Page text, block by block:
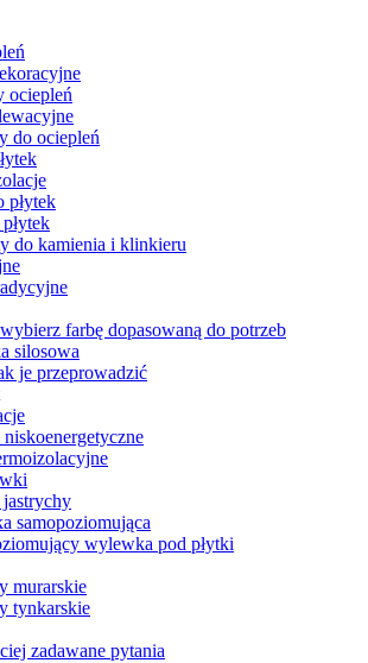
ociepleń
do ociepleń
płytek
do kamienia i klinkieru
farbę dopasowaną do potrzeb
silosowa
je przeprowadzić
samopoziomująca
wylewka pod płytki
murarskie
tynkarskie
zadawane pytania